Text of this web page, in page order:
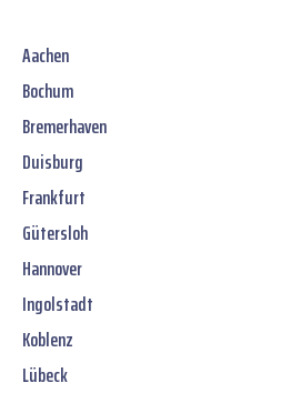
Aachen
Bochum
Bremerhaven
Duisburg
Frankfurt
Gütersloh
Hannover
Ingolstadt
Koblenz
Lübeck